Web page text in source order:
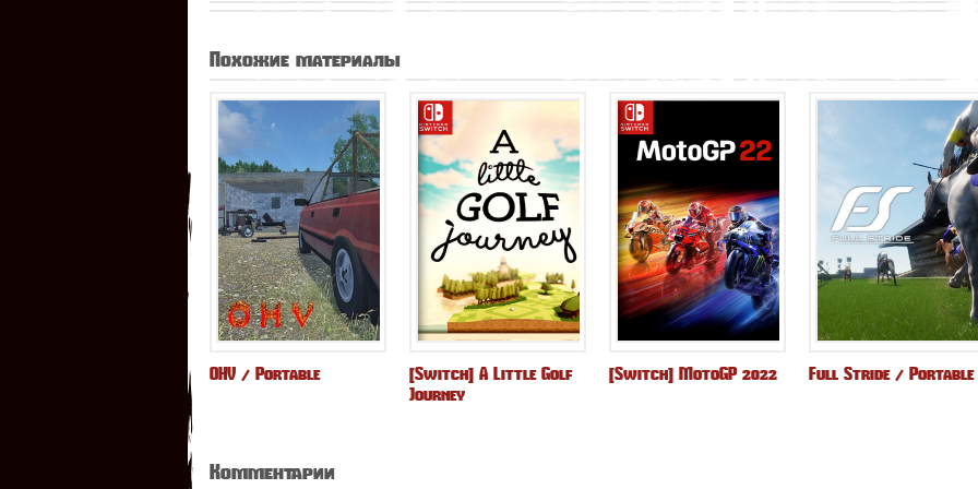
Похожие материалы
OHV / Portable
[Switch] A Little Golf
Journey
[Switch] MotoGP 2022 Full Stride / Portable
Комментарии